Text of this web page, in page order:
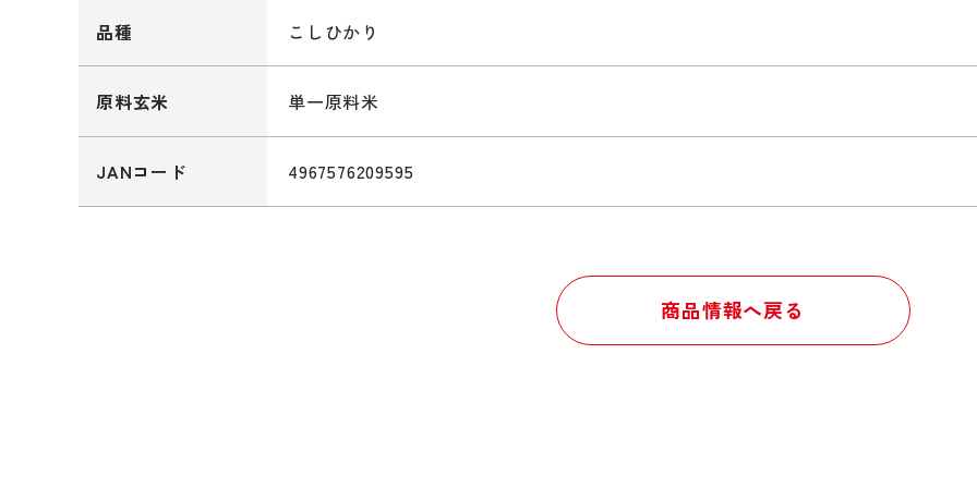
品種 こしひかり
原料玄米 単一原料米
JANコード 4967576209595
商品情報へ戻る